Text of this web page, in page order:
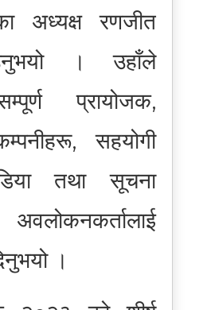
अध्यक्ष रणजीत
। उहाँले
प्रायोजक,
सहयोगी
तथा सूचना
।